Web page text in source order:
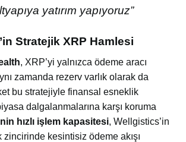
yatırım yapıyoruz”
Stratejik XRP Hamlesi
, XRP’yi yalnızca ödeme aracı
zamanda rezerv varlık olarak da
bu stratejiyle finansal esneklik
dalgalanmalarına karşı koruma
hızlı işlem kapasitesi, Wellgistics’in
zincirinde kesintisiz ödeme akışı